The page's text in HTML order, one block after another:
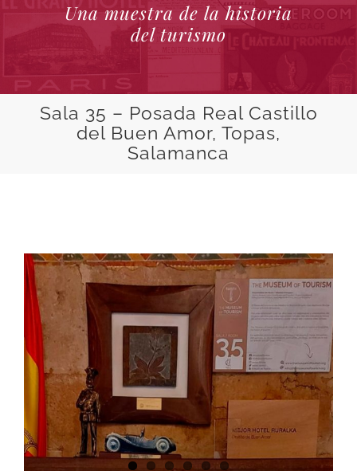
Una muestra de la historia
del turismo
Sala 35 – Posada Real Castillo
del Buen Amor, Topas,
Salamanca
View
Larger
Image